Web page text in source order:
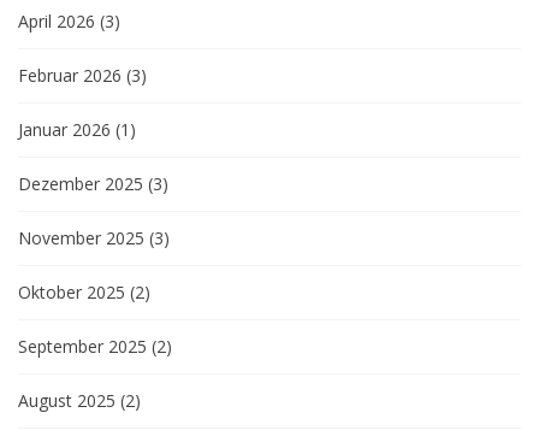
April 2026 (3)
Februar 2026 (3)
Januar 2026 (1)
Dezember 2025 (3)
November 2025 (3)
Oktober 2025 (2)
September 2025 (2)
August 2025 (2)